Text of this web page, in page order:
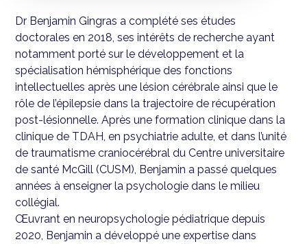
Dr Benjamin Gingras a complété ses études
doctorales en 2018, ses intérêts de recherche ayant
notamment porté sur le développement et la
spécialisation hémisphérique des fonctions
intellectuelles après une lésion cérébrale ainsi que le
rôle de l’épilepsie dans la trajectoire de récupération
post-lésionnelle. Après une formation clinique dans la
clinique de TDAH, en psychiatrie adulte, et dans l’unité
de traumatisme craniocérébral du Centre universitaire
de santé McGill (CUSM), Benjamin a passé quelques
années à enseigner la psychologie dans le milieu
collégial.
Œuvrant en neuropsychologie pédiatrique depuis
2020, Benjamin a développé une expertise dans